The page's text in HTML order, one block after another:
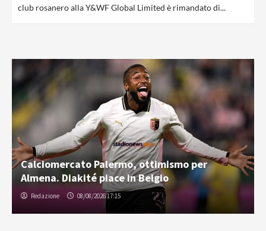
club rosanero alla Y&WF Global Limited è rimandato di...
Calciomercato Palermo, ottimismo per
Almena. Diakité piace in Belgio
Redazione 08/08/2026 17:15